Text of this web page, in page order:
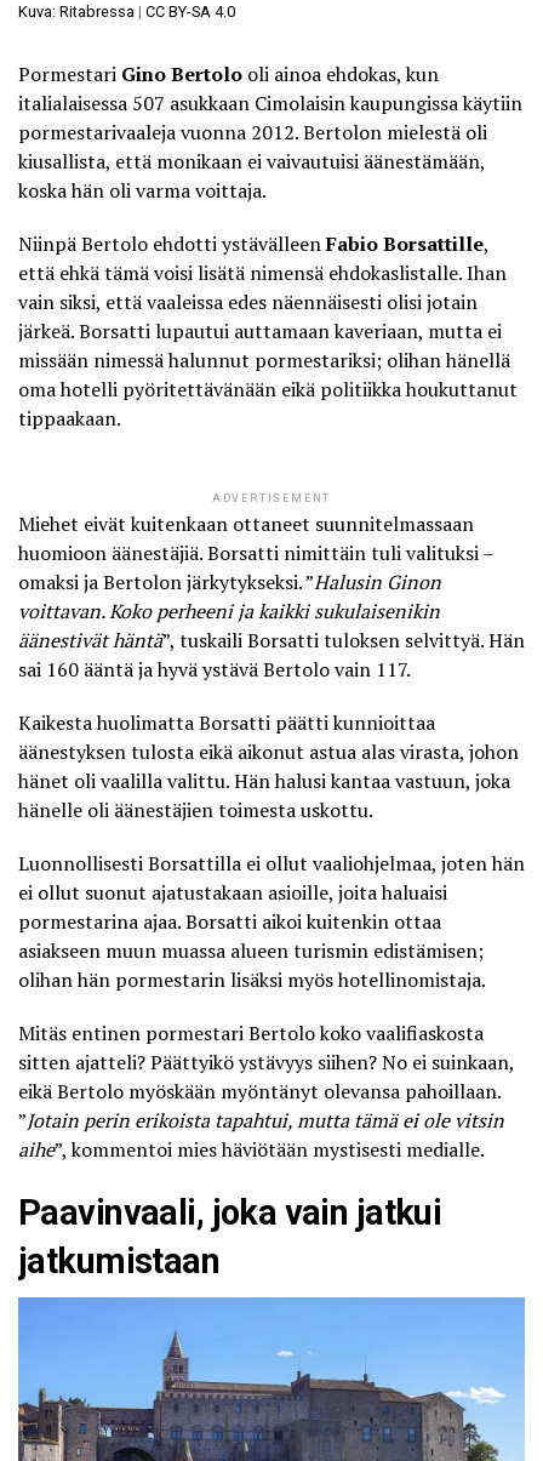
Kuva: Ritabressa | CC BY-SA 4.0
Pormestari Gino Bertolo oli ainoa ehdokas, kun
italialaisessa 507 asukkaan Cimolaisin kaupungissa käytiin
pormestarivaaleja vuonna 2012. Bertolon mielestä oli
kiusallista, että monikaan ei vaivautuisi äänestämään,
koska hän oli varma voittaja.
Niinpä Bertolo ehdotti ystävälleenFabio Borsattille,
että ehkä tämä voisi lisätä nimensä ehdokaslistalle. Ihan
vain siksi, että vaaleissa edes näennäisesti olisi jotain
järkeä. Borsatti lupautui auttamaan kaveriaan, mutta ei
missään nimessä halunnut pormestariksi; olihan hänellä
oma hotelli pyöritettävänään eikä politiikka houkuttanut
tippaakaan.
ADVERTISEMENT
Miehet eivät kuitenkaan ottaneet suunnitelmassaan
huomioon äänestäjiä. Borsatti nimittäin tuli valituksi –
omaksi ja Bertolon järkytykseksi. ”Halusin Ginon
voittavan. Koko perheeni ja kaikki sukulaisenikin
äänestivät häntä”, tuskaili Borsatti tuloksen selvittyä. Hän
sai 160 ääntä ja hyvä ystävä Bertolo vain 117.
Kaikesta huolimatta Borsatti päätti kunnioittaa
äänestyksen tulosta eikä aikonut astua alas virasta, johon
hänet oli vaalilla valittu. Hän halusi kantaa vastuun, joka
hänelle oli äänestäjien toimesta uskottu.
Luonnollisesti Borsattilla ei ollut vaaliohjelmaa, joten hän
ei ollut suonut ajatustakaan asioille, joita haluaisi
pormestarina ajaa. Borsatti aikoi kuitenkin ottaa
asiakseen muun muassa alueen turismin edistämisen;
olihan hän pormestarin lisäksi myös hotellinomistaja.
Mitäs entinen pormestari Bertolo koko vaalifiaskosta
sitten ajatteli? Päättyikö ystävyys siihen? No ei suinkaan,
eikä Bertolo myöskään myöntänyt olevansa pahoillaan.
”Jotain perin erikoista tapahtui, mutta tämä ei ole vitsin
aihe”, kommentoi mies häviötään mystisesti medialle.
Paavinvaali, joka vain jatkui
jatkumistaan